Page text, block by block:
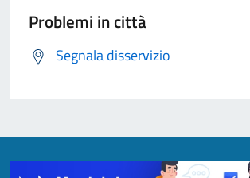
Problemi in città
Segnala disservizio